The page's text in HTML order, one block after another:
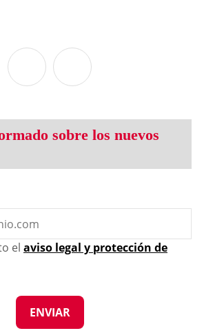
sobre los nuevos
el aviso legal y protección de